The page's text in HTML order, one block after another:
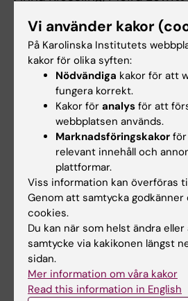
Case-Based Training of
Clinical Practice in
Decreased Mortality in
Coronary Heart Disease
Ann Fam Med 2011;9(3)
May 2011.
Tidskriftens webbplats
För frågor, kontakta:
Med dr Anna Kiessling
Mobil:
070 4846231
Vi använder kakor
På Karolinska Institutets
kakor för olika syften:
Nödvändiga kakor för att
fungera korrekt.
Kakor för analys för att
webbplatsen används.
Marknadsföringskakor
relevant innehåll och
plattformar.
Viss information kan överföras
Genom att samtycka
cookies.
Du kan när som helst ändra
samtycke via kakikonen längst
sidan.
Mer information om våra kakor
Read this information in English